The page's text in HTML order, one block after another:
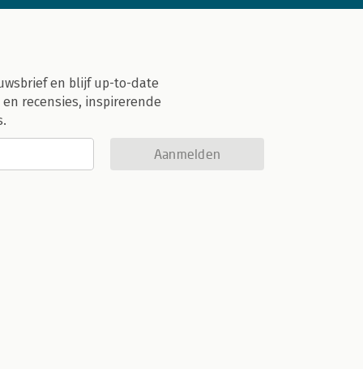
en blijf up-to-date
recensies, inspirerende
Aanmelden